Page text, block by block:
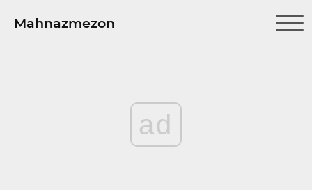
Mahnazmezon
ad